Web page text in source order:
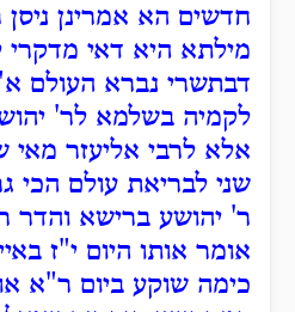
חדשים הא אמרינן
מילתא היא דאי מדקרי
דבתשרי נברא העולם
לקמיה בשלמא לר'
אלא לרבי אליעזר מאי
שני לבריאת עולם הכי
ר' יהושע ברישא והדר
אומר אותו היום י"ז
כימה שוקע ביום ר"א